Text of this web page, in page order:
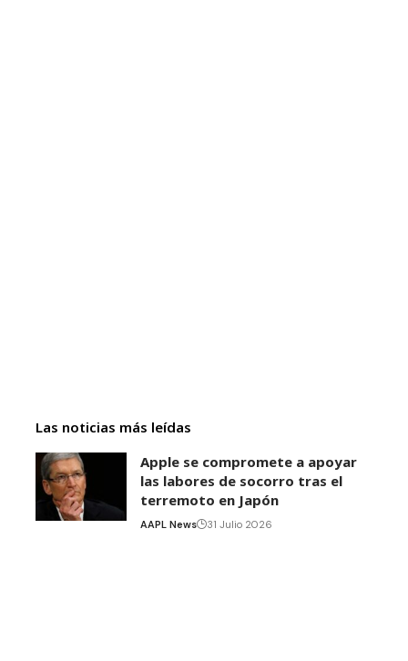
Las noticias más leídas
Apple se compromete a apoyar
las labores de socorro tras el
terremoto en Japón
AAPL News 31 Julio 2026